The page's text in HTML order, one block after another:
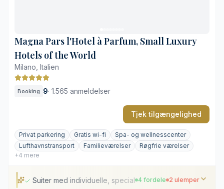
Magna Pars l'Hotel à Parfum, Small Luxury
Hotels of the World
Milano, Italien
Booking 9· 1.565 anmeldelser
Tjek tilgængelighed
Privat parkering Gratis wi-fi
Spa- og wellnesscenter
Lufthavnstransport
Familieværelser
Røgfrie værelser
+4 mere
Suiter med individuelle, specialudviklede dufte
4 fordele 2 ulemper